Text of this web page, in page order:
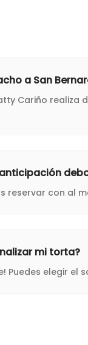
a San
Cariño
reservar con al
mi torta?
Puedes elegir